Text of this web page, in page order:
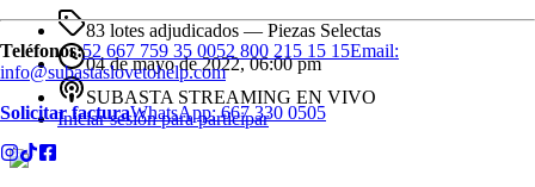
Teléfonos:52 667 759 35 0052 800 215 15 15Email:
info@subastaslovetohelp.com
Solicitar facturaWhatsApp:667 330 0505
83 lotes adjudicados — Piezas Selectas
04 de mayo de 2022, 06:00 pm
SUBASTA STREAMING EN VIVO
Iniciar sesión para participar